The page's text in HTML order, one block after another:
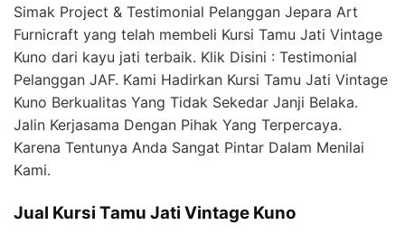
Simak Project & Testimonial Pelanggan Jepara Art
Furnicraft yang telah membeli Kursi Tamu Jati Vintage
Kuno dari kayu jati terbaik. Klik Disini : Testimonial
Pelanggan JAF. Kami Hadirkan Kursi Tamu Jati Vintage
Kuno Berkualitas Yang Tidak Sekedar Janji Belaka.
Jalin Kerjasama Dengan Pihak Yang Terpercaya.
Karena Tentunya Anda Sangat Pintar Dalam Menilai
Kami.
Jual Kursi Tamu Jati Vintage Kuno